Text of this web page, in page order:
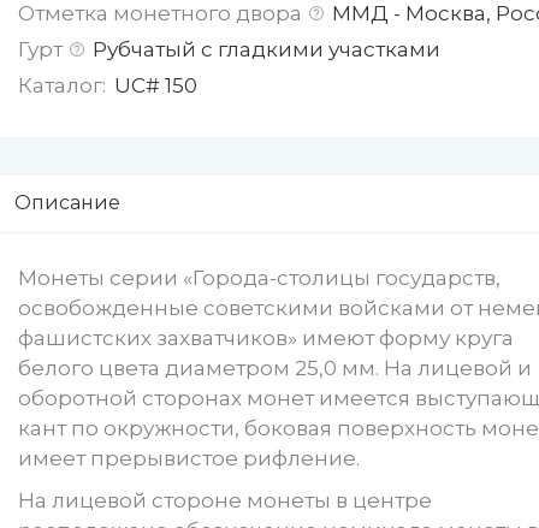
Отметка монетного двора
ММД - Москва,
Гурт
Рубчатый с гладкими участками
Каталог: UC# 150
Описание
Монеты серии «Города-столицы государств,
освобожденные советскими войсками от
фашистских захватчиков» имеют форму круга
белого цвета диаметром 25,0 мм. На лицевой и
оборотной сторонах монет имеется
кант по окружности, боковая поверхность
имеет прерывистое рифление.
На лицевой стороне монеты в центре